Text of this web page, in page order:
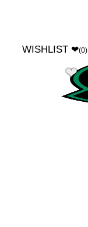
WISHLIST ❤(0)
❤